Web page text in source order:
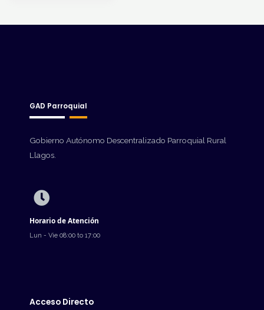
GAD Parroquial
Gobierno Autónomo Descentralizado Parroquial Rural
Llagos.
Horario de Atención
Lun - Vie 08:00 to 17:00
Acceso Directo